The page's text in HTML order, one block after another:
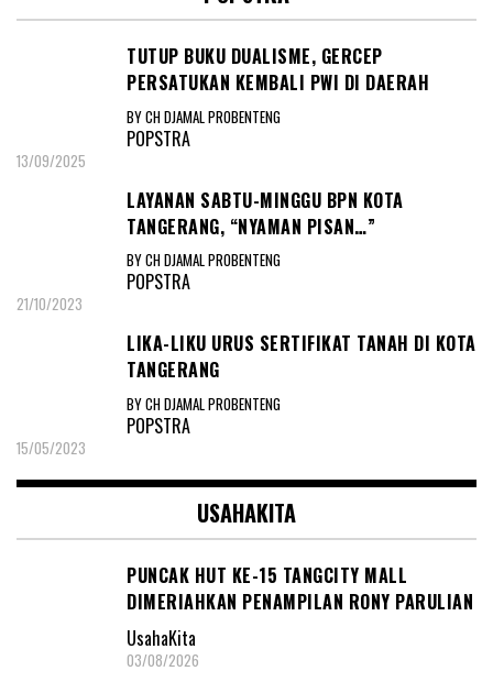
TUTUP BUKU DUALISME, GERCEP
PERSATUKAN KEMBALI PWI DI DAERAH
BY CH DJAMAL PROBENTENG
POPSTRA
13/09/2025
LAYANAN SABTU-MINGGU BPN KOTA
TANGERANG, “NYAMAN PISAN…”
BY CH DJAMAL PROBENTENG
POPSTRA
21/10/2023
LIKA-LIKU URUS SERTIFIKAT TANAH DI KOTA
TANGERANG
BY CH DJAMAL PROBENTENG
POPSTRA
15/05/2023
USAHAKITA
PUNCAK HUT KE-15 TANGCITY MALL
DIMERIAHKAN PENAMPILAN RONY PARULIAN
UsahaKita
03/08/2026